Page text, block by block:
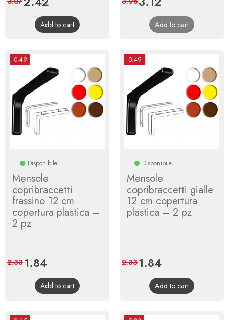
price
Add to cart
price
Add to cart
-0.49
Disponibile
Mensole
copribraccetti
frassino 12 cm
copertura plastica –
2 pz
Price
1.84Regular
price
2.33
Add to cart
-0.49
Disponibile
Mensole
copribraccetti gialle
12 cm copertura
plastica – 2 pz
Price
1.84Regular
price
2.33
Add to cart